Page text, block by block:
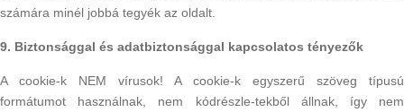
számára minél jobbá tegyék az oldalt.
9. Biztonsággal és adatbiztonsággal kapcsolatos tényezők
A cookie-k NEM vírusok! A cookie-k egyszerű szöveg típusú
formátumot használnak, nem kódrészle-tekből állnak, így nem